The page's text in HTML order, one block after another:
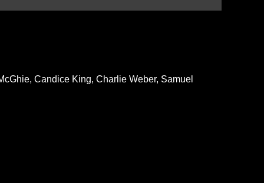
Candice King, Charlie Weber, Samuel